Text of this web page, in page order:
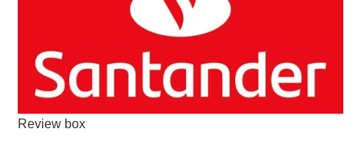
Review box